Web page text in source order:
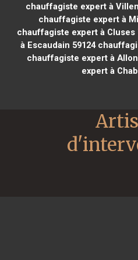
chauffagiste expert à
chauffagiste expert à
chauffagiste expert à Cluses
à Escaudain 59124
chauffagiste expert à
expert à